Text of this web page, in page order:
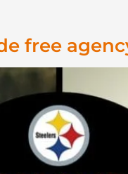
free